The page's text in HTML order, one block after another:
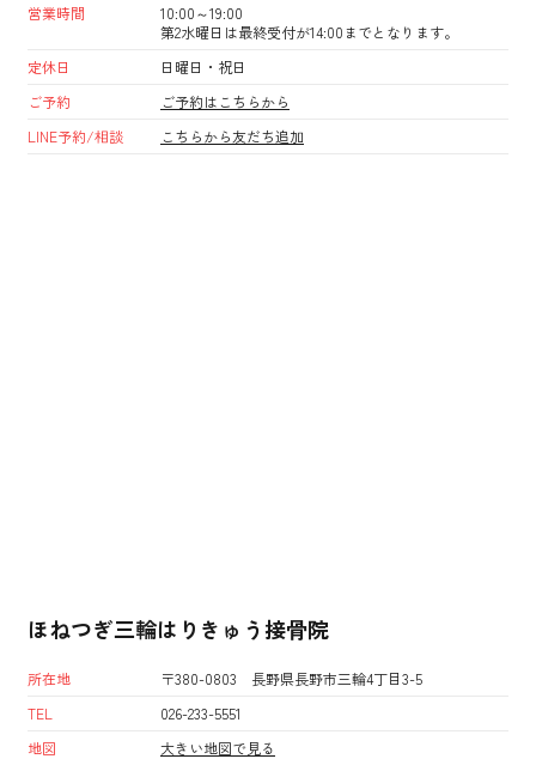
営業時間
10:00～19:00
第2水曜日は最終受付が14:00までとなります。
定休日
日曜日・祝日
ご予約
ご予約はこちらから
LINE予約/相談
こちらから友だち追加
ほねつぎ三輪はりきゅう接骨院
所在地
〒380-0803 長野県長野市三輪4丁目3-5
TEL
026-233-5551
地図
大きい地図で見る